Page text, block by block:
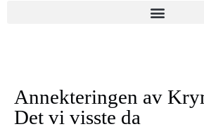
Annekteringen av
Det vi visste da